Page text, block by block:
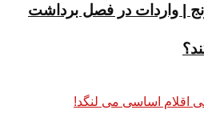
| واردات در فصل برداشت